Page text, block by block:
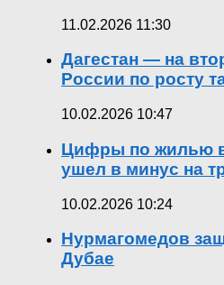
11.02.2026 11:30
Дагестан — на
России по росту
10.02.2026 10:47
Цифры по жилью
ушел в минус на
10.02.2026 10:24
Нурмагомедов
Дубае